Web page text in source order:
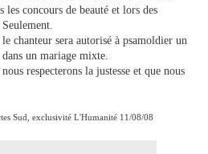
les concours de beauté et lors des
chanteur sera autorisé à psamoldier un
un mariage mixte.
respecterons la justesse et que nous
Sud, exclusivité L'Humanité 11/08/08